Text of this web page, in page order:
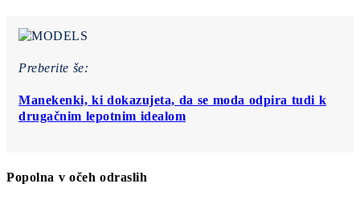
Preberite še:
Manekenki, ki dokazujeta, da se moda odpira tudi k
drugačnim lepotnim idealom
Popolna v očeh odraslih